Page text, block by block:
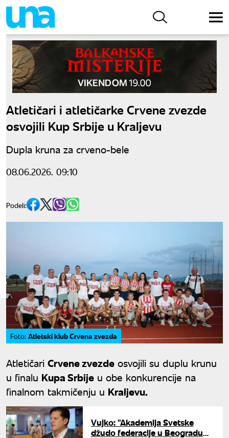
Atletičari i atletičarke Crvene zvezde
osvojili Kup Srbije u Kraljevu
Dupla kruna za crveno-bele
08.06.2026. 09:10
Podeli:
Foto: Atletski klub Crvena zvezda
Atletičari Crvene zvezde osvojili su duplu krunu
u finalu Kupa Srbije u obe konkurencije na
finalnom takmičenju u Kraljevu.
Vujko: "Akademija Svetske
džudo federacije u Beogradu